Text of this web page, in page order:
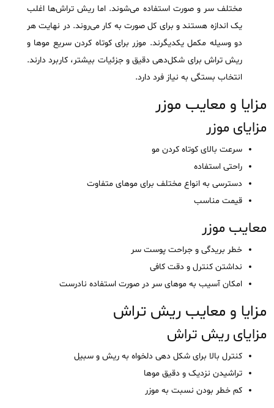
مختلف سر و صورت استفاده می‌شوند. اما ریش تراش‌ها اغلب
یک اندازه هستند و برای کل صورت به کار می‌روند. در نهایت هر
دو وسیله مکمل یکدیگرند. موزر برای کوتاه کردن سریع موها و
ریش تراش برای شکل‌دهی دقیق و جزئیات بیشتر، کاربرد دارند.
انتخاب بستگی به نیاز فرد دارد.
مزایا و معایب موزر
مزایای موزر
سرعت بالای کوتاه کردن مو
راحتی استفاده
دسترسی به انواع مختلف برای موهای متفاوت
قیمت مناسب
معایب موزر
خطر بریدگی و جراحت پوست سر
نداشتن کنترل و دقت کافی
امکان آسیب به موهای سر در صورت استفاده نادرست
مزایا و معایب ریش تراش
مزایای ریش تراش
کنترل بالا برای شکل دهی دلخواه به ریش و سبیل
تراشیدن نزدیک و دقیق موها
کم خطر بودن نسبت به موزر